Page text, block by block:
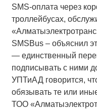
SMS-оплата через
троллейбусах,
SMSBus – объяснил
— единственный
подписывать с ними
УПТиАД говорится,
обязывать те или
ТОО